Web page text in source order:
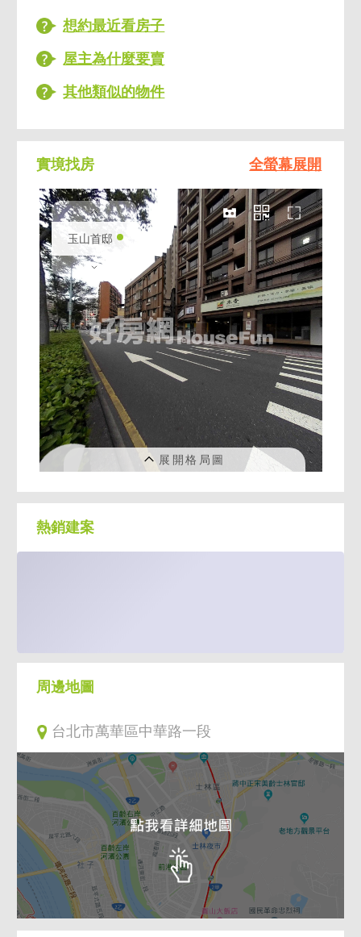
牆，展現建築穩固與尊榮質感，典藏級住宅首
想約最近看房子
屋主為什麼要賣
其他類似的物件
實境找房 全螢幕展開
熱銷建案
周邊地圖
台北市萬華區中華路一段